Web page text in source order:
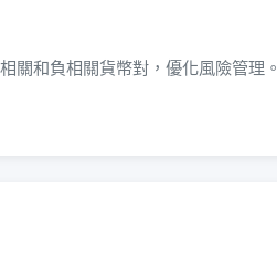
關和負相關貨幣對，優化風險管理。